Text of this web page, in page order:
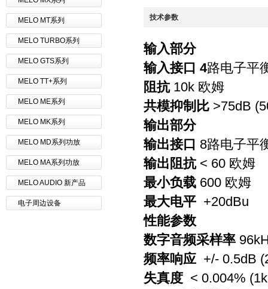
MELO MT系列
MELO TURBO系列
MELO GTS系列
MELO TT+系列
MELO ME系列
MELO MK系列
MELO MD系列功放
MELO MA系列功放
MELO AUDIO 新产品
电子周边设备
技术参数
输入部分
输入接口 4路电子平
阻抗 10k 欧姆
共模抑制比 >75dB
输出部分
输出接口 8路电子平
输出阻抗 < 60 欧姆
最小负载 600 欧姆
最大电平 +20dBu
性能参数
数字音频采样率
频率响应 +/- 0.5dB
失真度 < 0.004%